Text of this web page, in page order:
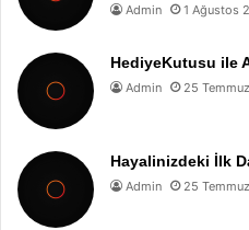
Admin 1 Ağustos
HediyeKutusu ile
Admin 25
Hayalinizdeki İlk
Admin 25